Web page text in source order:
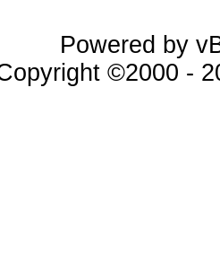
Powered by
©2000 -